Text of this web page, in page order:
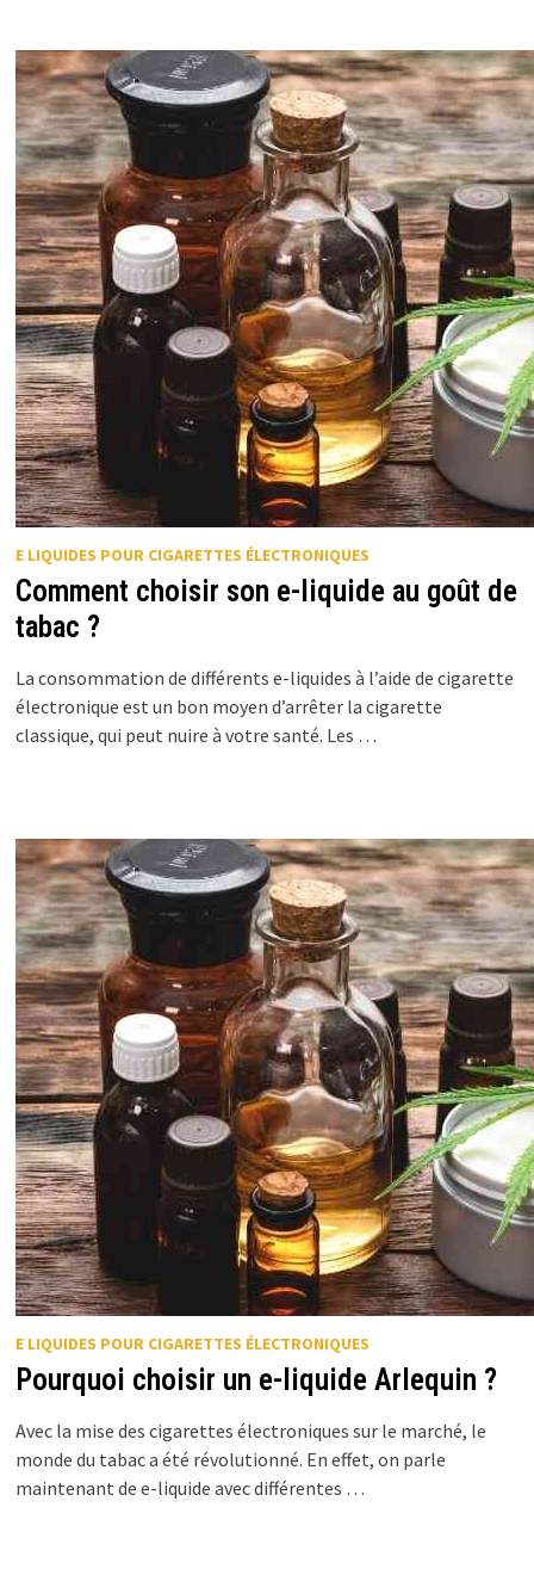
E LIQUIDES POUR CIGARETTES ÉLECTRONIQUES
Comment choisir son e-liquide au goût de
tabac ?
La consommation de différents e-liquides à l’aide de cigarette
électronique est un bon moyen d’arrêter la cigarette
classique, qui peut nuire à votre santé. Les …
E LIQUIDES POUR CIGARETTES ÉLECTRONIQUES
Pourquoi choisir un e-liquide Arlequin ?
Avec la mise des cigarettes électroniques sur le marché, le
monde du tabac a été révolutionné. En effet, on parle
maintenant de e-liquide avec différentes …